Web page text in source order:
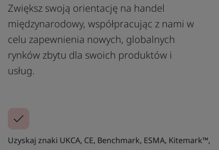
Zwiększ swoją orientację na handel
międzynarodowy, współpracując z nami w
celu zapewnienia nowych, globalnych
rynków zbytu dla swoich produktów i
usług.
Uzyskaj znaki UKCA, CE, Benchmark, ESMA, Kitemark™,